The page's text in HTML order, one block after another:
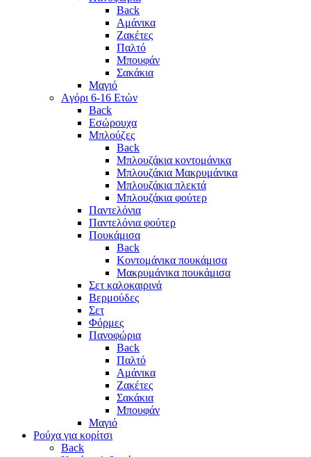
Back
Αμάνικα
Ζακέτες
Παλτό
Μπουφάν
Σακάκια
Μαγιό
Aγόρι 6-16 Ετών
Back
Eσώρουχα
Μπλούζες
Back
Μπλουζάκια κοντομάνικα
Μπλουζάκια Μακρυμάνικα
Μπλουζάκια πλεκτά
Μπλουζάκια φούτερ
Παντελόνια
Παντελόνια φούτερ
Πουκάμισα
Back
Κοντομάνικα πουκάμισα
Μακρυμάνικα πουκάμισα
Σετ καλοκαιρινά
Βερμούδες
Σετ
Φόρμες
Πανοφώρια
Back
Παλτό
Αμάνικα
Ζακέτες
Σακάκια
Μπουφάν
Μαγιό
Ρούχα για κορίτσι
Back